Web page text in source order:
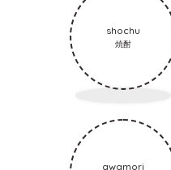
shochu
焼酎
awamori